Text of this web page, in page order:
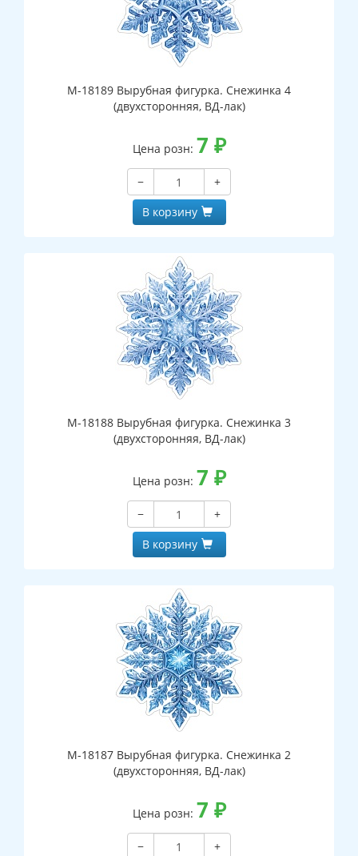
М-18189 Вырубная фигурка. Снежинка 4
(двухсторонняя, ВД-лак)
Цена розн: 7 ₽
−
+
В корзину
М-18188 Вырубная фигурка. Снежинка 3
(двухсторонняя, ВД-лак)
Цена розн: 7 ₽
−
+
В корзину
М-18187 Вырубная фигурка. Снежинка 2
(двухсторонняя, ВД-лак)
Цена розн: 7 ₽
−
+